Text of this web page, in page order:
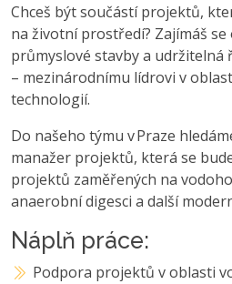
Chceš být součástí projektů,
na životní prostředí? Zajímáš
průmyslové stavby a udržitelná
– mezinárodnímu lídrovi v
technologií.
Do našeho týmu v Praze
manažer projektů, která se
projektů zaměřených na
anaerobní digesci a další
Náplň práce:
Podpora projektů v oblasti